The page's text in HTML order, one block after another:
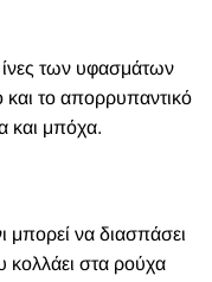
ίνες των υφασμάτων
το απορρυπαντικό
και μπόχα.
μπορεί να διασπάσει
κολλάει στα ρούχα